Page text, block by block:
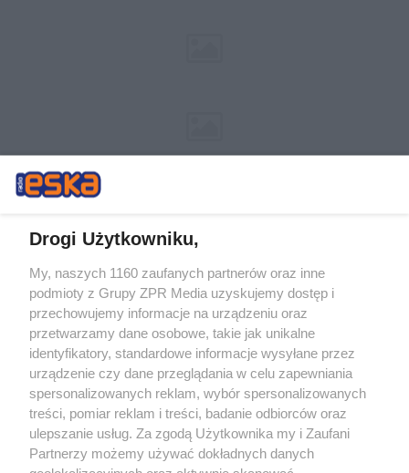
Żaden utwór zamieszczony w serwisie nie może być powielany i
rozpowszechniany lub dalej rozpowszechniany w jakikolwiek sposób (w
tym także elektroniczny lub mechaniczny) na jakimkolwiek polu
eksploatacji w jakiejkolwiek formie, włącznie z umieszczaniem w
Internecie bez pisemnej zgody właściciela praw. Jakiekolwiek użycie lub
wykorzystanie utworów w całości lub w części z naruszeniem prawa,
tzn. bez właściwej zgody, jest zabronione pod groźbą kary i może być
ścigane prawnie.
Drogi Użytkowniku,
My, naszych 1160 zaufanych partnerów oraz inne
podmioty z Grupy ZPR Media uzyskujemy dostęp i
przechowujemy informacje na urządzeniu oraz
przetwarzamy dane osobowe, takie jak unikalne
identyfikatory, standardowe informacje wysyłane przez
urządzenie czy dane przeglądania w celu zapewniania
spersonalizowanych reklam, wybór spersonalizowanych
treści, pomiar reklam i treści, badanie odbiorców oraz
ulepszanie usług. Za zgodą Użytkownika my i Zaufani
Partnerzy możemy używać dokładnych danych